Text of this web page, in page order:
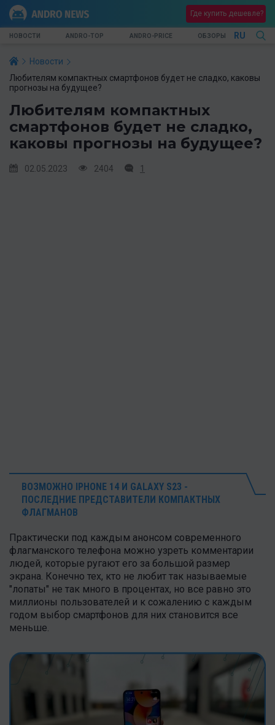
Где купить дешевле?
НОВОСТИ ANDRO-TOP ANDRO-PRICE ОБЗОРЫ RU
Новости
Любителям компактных смартфонов будет не сладко, каковы
прогнозы на будущее?
Любителям компактных
смартфонов будет не сладко,
каковы прогнозы на будущее?
02.05.2023 2404 1
ВОЗМОЖНО IPHONE 14 И GALAXY S23 -
ПОСЛЕДНИЕ ПРЕДСТАВИТЕЛИ КОМПАКТНЫХ
ФЛАГМАНОВ
Практически под каждым анонсом современного
флагманского телефона можно узреть комментарии
людей, которые ругают его за большой размер
экрана. Конечно тех, кто не любит так называемые
"лопаты" не так много в процентах, но все равно это
миллионы пользователей и к сожалению с каждым
годом выбор смартфонов для них становится все
меньше.